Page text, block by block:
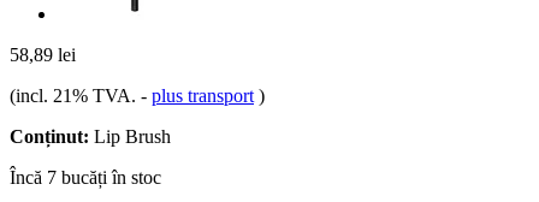
58,89 lei
(incl. 21% TVA. - plus transport )
Conținut: Lip Brush
Încă 7 bucăți în stoc